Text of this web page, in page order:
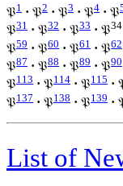
𝔓1 · 𝔓2 · 𝔓3 · 𝔓4 · 𝔓
𝔓31 · 𝔓32 · 𝔓33 · 𝔓34
𝔓59 · 𝔓60 · 𝔓61 · 𝔓62
𝔓87 · 𝔓88 · 𝔓89 · 𝔓90
𝔓113 · 𝔓114 · 𝔓115 ·
𝔓137 · 𝔓138 · 𝔓139 ·
List of